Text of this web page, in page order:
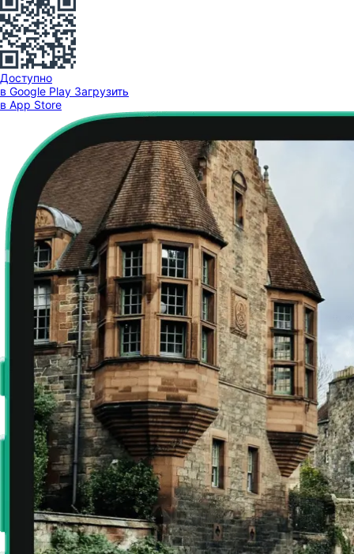
Доступно
в Google Play Загрузить
в App Store